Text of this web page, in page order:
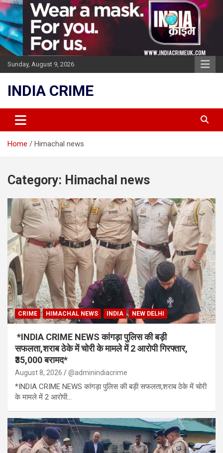
Skip
to
content
Sunday, August 9, 2026
INDIA CRIME
Home Himachal news
Category: Himachal news
CRIME HIMACHAL NEWS INDIA NEW DELHI
*INDIA CRIME NEWS कांगड़ा पुलिस की बड़ी
सफलता,शराब ठेके में चोरी के मामले में 2 आरोपी गिरफ्तार,
₹35,000 बरामद*
August 8, 2026 @adminindiacrime
*INDIA CRIME NEWS कांगड़ा पुलिस की बड़ी सफलता,शराब ठेके में चोरी
के मामले में 2 आरोपी…